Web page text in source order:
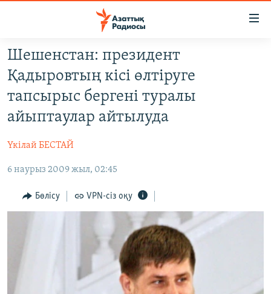
Skip
to
main
content
Skip
to
main
Skip
Search
САЯСАТ
AZATTYQTV
ҚАҢТАР ОҚИҒАСЫ
АДАМ ҚҰҚЫҚТАРЫ
ӘЛЕУМЕТ
ӘЛЕМ
Шешенстан: президент
Қадыровтың кісі өлтіруге
тапсырыс бергені туралы
айыптаулар айтылуда
Үкілай БЕСТАЙ
6 наурыз 2009 жыл, 02:45
Бөлісу VPN-сіз оқу